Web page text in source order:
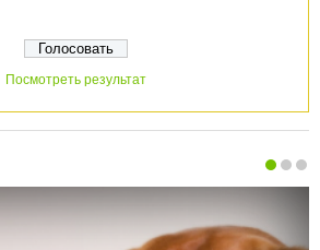
Посмотреть результат